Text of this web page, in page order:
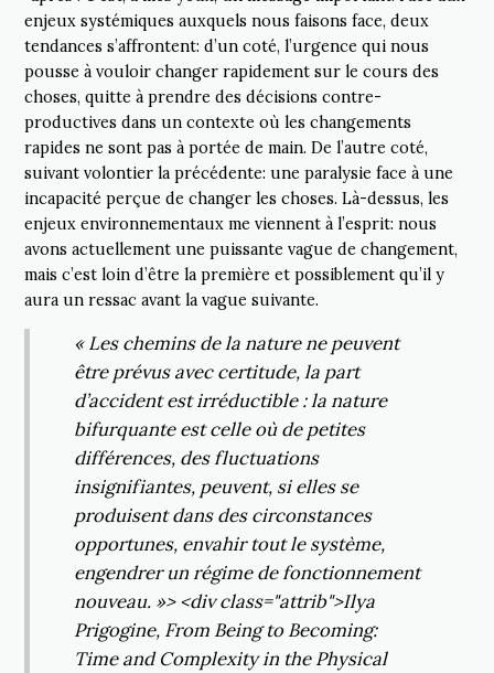
enjeux systémiques auxquels nous faisons face, deux
tendances s’affrontent: d’un coté, l’urgence qui nous
pousse à vouloir changer rapidement sur le cours des
choses, quitte à prendre des décisions contre-
productives dans un contexte où les changements
rapides ne sont pas à portée de main. De l’autre coté,
suivant volontier la précédente: une paralysie face à une
incapacité perçue de changer les choses. Là-dessus, les
enjeux environnementaux me viennent à l’esprit: nous
avons actuellement une puissante vague de changement,
mais c’est loin d’être la première et possiblement qu’il y
aura un ressac avant la vague suivante.
« Les chemins de la nature ne peuvent
être prévus avec certitude, la part
d’accident est irréductible : la nature
bifurquante est celle où de petites
différences, des fluctuations
insignifiantes, peuvent, si elles se
produisent dans des circonstances
opportunes, envahir tout le système,
engendrer un régime de fonctionnement
nouveau. »> <div class="attrib">Ilya
Prigogine, From Being to Becoming:
Time and Complexity in the Physical